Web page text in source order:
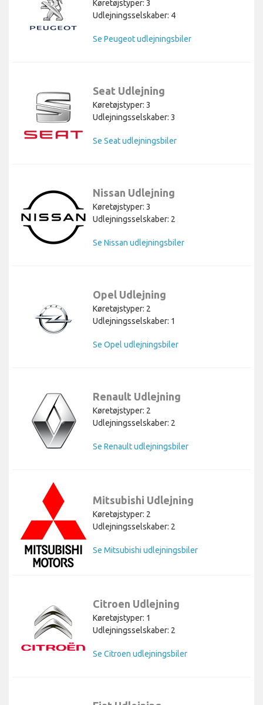
Køretøjstyper: 3
Udlejningsselskaber: 4
Se Peugeot udlejningsbiler
Seat Udlejning
Køretøjstyper: 3
Udlejningsselskaber: 3
Se Seat udlejningsbiler
Nissan Udlejning
Køretøjstyper: 3
Udlejningsselskaber: 2
Se Nissan udlejningsbiler
Opel Udlejning
Køretøjstyper: 2
Udlejningsselskaber: 1
Se Opel udlejningsbiler
Renault Udlejning
Køretøjstyper: 2
Udlejningsselskaber: 2
Se Renault udlejningsbiler
Mitsubishi Udlejning
Køretøjstyper: 2
Udlejningsselskaber: 2
Se Mitsubishi udlejningsbiler
Citroen Udlejning
Køretøjstyper: 1
Udlejningsselskaber: 2
Se Citroen udlejningsbiler